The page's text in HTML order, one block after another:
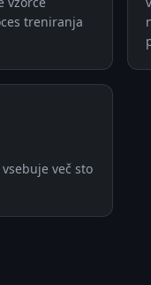
treniranja
več sto